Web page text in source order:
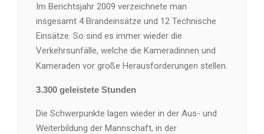
Im Berichtsjahr 2009 verzeichnete man
insgesamt 4 Brandeinsätze und 12 Technische
Einsätze. So sind es immer wieder die
Verkehrsunfälle, welche die Kameradinnen und
Kameraden vor große Herausforderungen stellen.
3.300 geleistete Stunden
Die Schwerpunkte lagen wieder in der Aus- und
Weiterbildung der Mannschaft, in der